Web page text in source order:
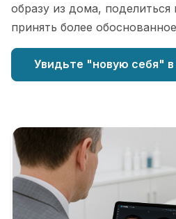
образу из дома,
принять более
Увидьте "новую себя"